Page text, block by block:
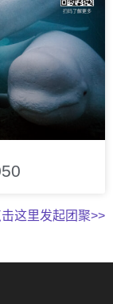
击这里发起团聚>>